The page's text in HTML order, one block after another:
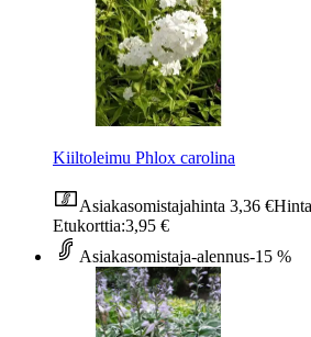
Kiiltoleimu Phlox carolina
Asiakasomistajahinta 3,36 €
Etukorttia:3,95 €
Asiakasomistaja-alennus-15 %